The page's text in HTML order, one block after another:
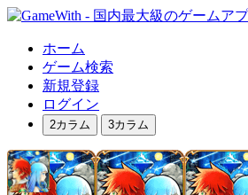
ホーム
ゲーム検索
新規登録
ログイン
2カラム 3カラム